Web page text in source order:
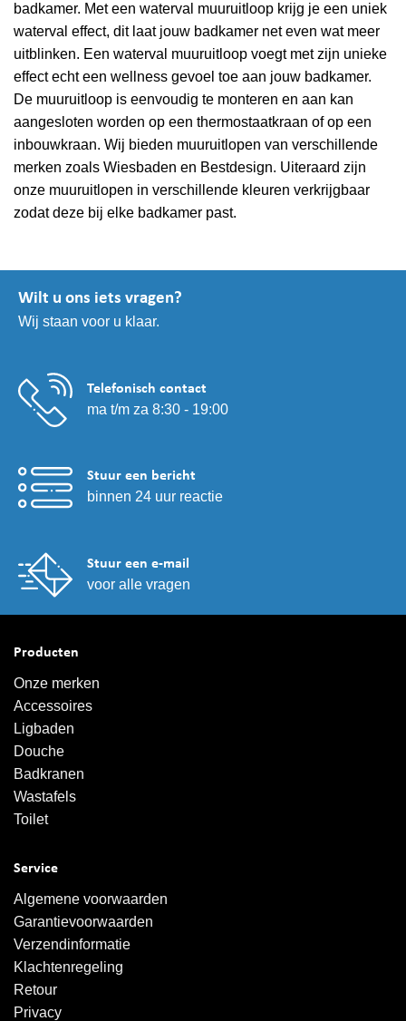
badkamer. Met een waterval muuruitloop krijg je een uniek
waterval effect, dit laat jouw badkamer net even wat meer
uitblinken. Een waterval muuruitloop voegt met zijn unieke
effect echt een wellness gevoel toe aan jouw badkamer.
De muuruitloop is eenvoudig te monteren en aan kan
aangesloten worden op een thermostaatkraan of op een
inbouwkraan. Wij bieden muuruitlopen van verschillende
merken zoals Wiesbaden en Bestdesign. Uiteraard zijn
onze muuruitlopen in verschillende kleuren verkrijgbaar
zodat deze bij elke badkamer past.
Wilt u ons iets vragen?
Wij staan voor u klaar.
Telefonisch contact
ma t/m za 8:30 - 19:00
Stuur een bericht
binnen 24 uur reactie
Stuur een e-mail
voor alle vragen
Producten
Onze merken
Accessoires
Ligbaden
Douche
Badkranen
Wastafels
Toilet
Service
Algemene voorwaarden
Garantievoorwaarden
Verzendinformatie
Klachtenregeling
Retour
Privacy